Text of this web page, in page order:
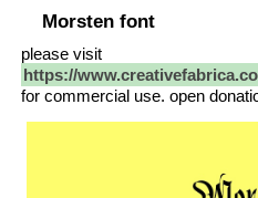
Morsten font
please visit
https://
for commercial use. open